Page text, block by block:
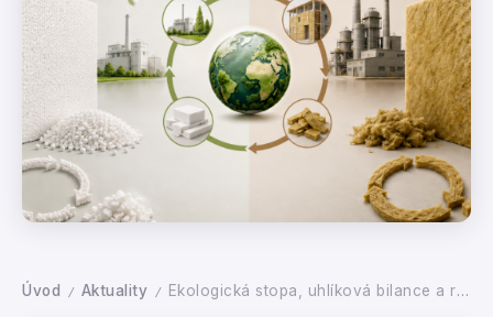
Úvod / Aktuality / Ekologická stopa, uhlíková bilance a recyklace pěnového polystyrenu (EPS) vs. minerální vlny (MW)